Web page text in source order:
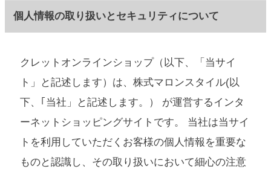
個人情報の取り扱いとセキュリティについて
クレットオンラインショップ（以下、「当サイ
ト」と記述します）は、株式マロンスタイル(以
下、｢当社」と記述します。） が運営するインタ
ーネットショッピングサイトです。 当社は当サイ
トを利用していただくお客様の個人情報を重要な
ものと認識し、その取り扱いにおいて細心の注意